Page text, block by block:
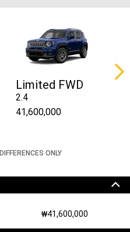
Limited FWD
2.4
41,600,000
DIFFERENCES ONLY
₩41,600,000